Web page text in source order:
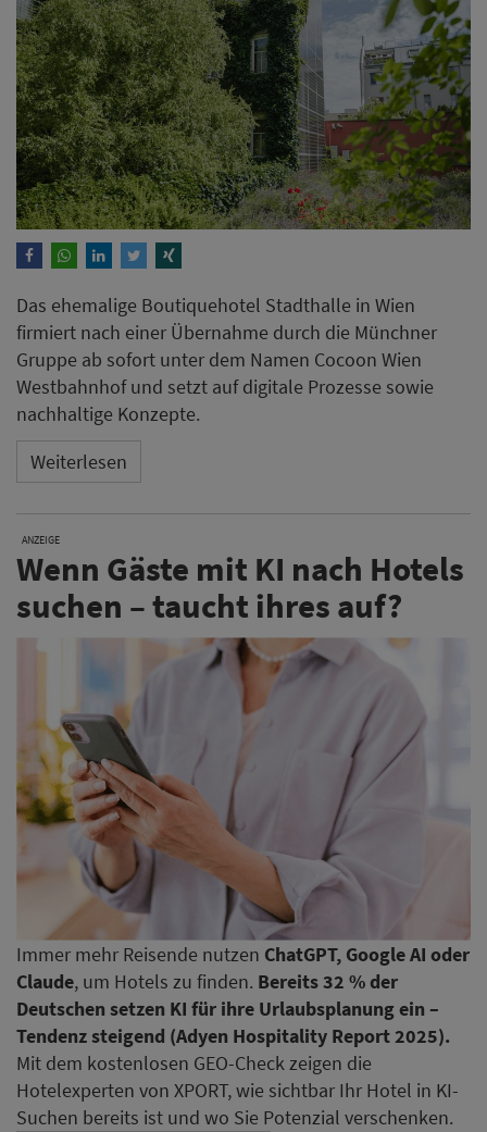
Das ehemalige Boutiquehotel Stadthalle in Wien
firmiert nach einer Übernahme durch die Münchner
Gruppe ab sofort unter dem Namen Cocoon Wien
Westbahnhof und setzt auf digitale Prozesse sowie
nachhaltige Konzepte.
Weiterlesen
ANZEIGE
Wenn Gäste mit KI nach Hotels
suchen – taucht ihres auf?
Immer mehr Reisende nutzen ChatGPT, Google AI oder
Claude, um Hotels zu finden. Bereits 32 % der
Deutschen setzen KI für ihre Urlaubsplanung ein –
Tendenz steigend (Adyen Hospitality Report 2025).
Mit dem kostenlosen GEO-Check zeigen die
Hotelexperten von XPORT, wie sichtbar Ihr Hotel in KI-
Suchen bereits ist und wo Sie Potenzial verschenken.